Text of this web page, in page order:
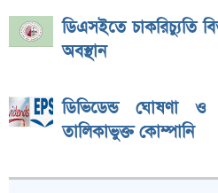
ডিএসইতে চাকরিচ্যুতি
অবস্থান
ডিভিডেন্ড ঘোষণা
তালিকাভুক্ত কোম্পানি